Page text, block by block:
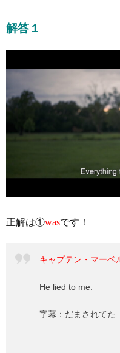
解答１
正解は①wasです！
キャプテン・マーベ
He lied to me.
字幕：だまされてた